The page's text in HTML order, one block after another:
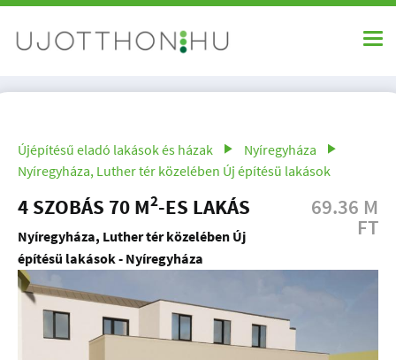
Újépítésű eladó lakások és házak
Nyíregyháza
Nyíregyháza, Luther tér közelében Új építésü lakások
4 SZOBÁS 70 M2-ES LAKÁS
Nyíregyháza, Luther tér közelében Új
építésü lakások - Nyíregyháza
69.36 M
FT